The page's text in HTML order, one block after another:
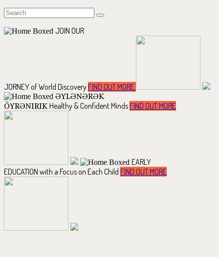
JOIN OUR
JORNEYof World DiscoveryFIND OUT MORE
ƏYLƏNƏRƏK
ÖYRƏNIRIK Healthy & Confident MindsFIND OUT MORE
EARLY
EDUCATION with a Focus on Each Child FIND OUT MORE